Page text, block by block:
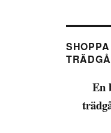
SHOPPA
En